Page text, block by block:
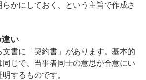
らかにしておく、という主旨で作成さ
い
書に「契約書」があります。基本的
同じで、当事者同士の意思が合意にい
するものです。